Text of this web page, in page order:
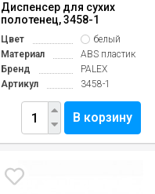
Диспенсер для сухих
полотенец, 3458-1
Цвет
белый
Материал
ABS пластик
Бренд
PALEX
Артикул
3458-1
В корзину